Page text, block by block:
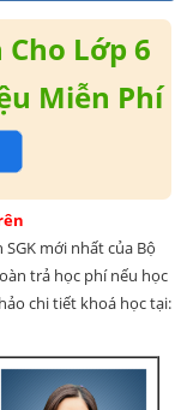
Lớp 6
Miễn Phí
mới nhất của Bộ
trả học phí nếu học
chi tiết khoá học tại: